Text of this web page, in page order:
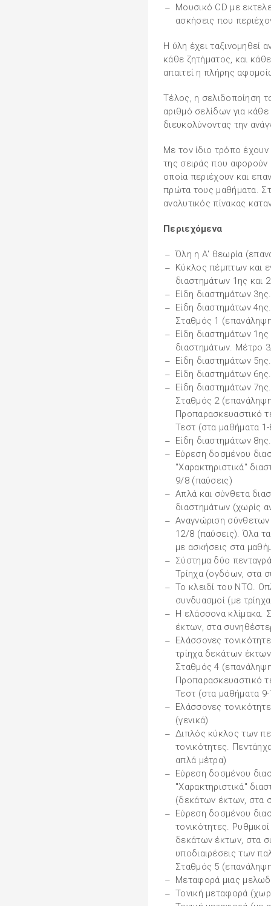
Μουσικό CD με
ασκήσεις που
Η ύλη έχει ταξινομηθεί
κάθε ζητήματος, και
απαιτεί η πλήρης
Τέλος, η σελιδοποίηση
αριθμό σελίδων για
διευκολύνοντας την
Με τον ίδιο τρόπο έχουν
της σειράς που αφορούν
οποία περιέχουν και
πρώτα τους μαθήματα.
αναλυτικός πίνακας
Περιεχόμενα
Όλη η Α' θεωρία
Κύκλος πέμπτων και
διαστημάτων 1ης και
Είδη διαστημάτων
Είδη διαστημάτων
Σταθμός 1
Είδη διαστημάτων
διαστημάτων. Μέτρο
Είδη διαστημάτων
Είδη διαστημάτων
Είδη διαστημάτων
Σταθμός 2
Προπαρασκευαστικό
Τεστ (στα μαθήματα
Είδη διαστημάτων
Εύρεση δοσμένου
"Χαρακτηριστικά"
9/8 (παύσεις)
Απλά και σύνθετα
διαστημάτων (χωρίς
Αναγνώριση
12/8 (παύσεις). Όλα
με ασκήσεις στα
Σύστημα δύο
Τρίηχα (ογδόων, στα
Το κλειδί του ΝΤΟ.
συνδυασμοί (με
Η ελάσσονα κλίμακα.
έκτων, στα
Ελάσσονες
τρίηχα δεκάτων
Σταθμός 4
Προπαρασκευαστικό
Τεστ (στα μαθήματα
Ελάσσονες
(γενικά)
Διπλός κύκλος των
τονικότητες.
απλά μέτρα)
Εύρεση δοσμένου
"Χαρακτηριστικά"
(δεκάτων έκτων, στα
Εύρεση δοσμένου
τονικότητες.
δεκάτων έκτων, στα
υποδιαιρέσεις των
Σταθμός 5
Μεταφορά μιας
Τονική μεταφορά